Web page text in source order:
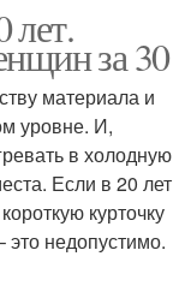
за 30
материала и
уровне. И,
в холодную
Если в 20 лет
курточку
это недопустимо.